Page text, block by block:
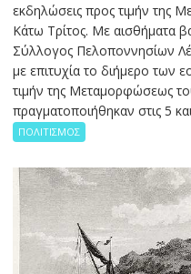
εκδηλώσεις προς τιμήν της
Κάτω Τρίτος. Με αισθήματα
Σύλλογος Πελοποννησίων
με επιτυχία το διήμερο των
τιμήν της Μεταμορφώσεως
πραγματοποιήθηκαν στις 5
ΠΟΛΙΤΙΣΜΟΣ